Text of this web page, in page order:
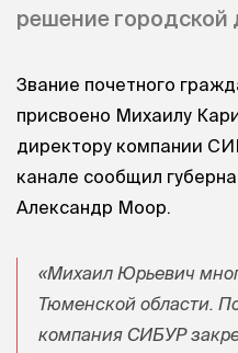
решение городской
Звание почетного
присвоено Михаилу
директору компании
канале сообщил
Александр Моор.
«Михаил Юрьевич
Тюменской области.
компания СИБУР